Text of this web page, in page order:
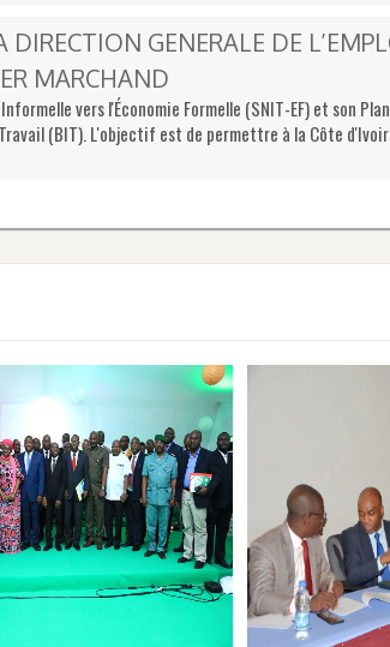
GENERALE DE
MARCHAND
vers l'Économie Formelle (SNIT-EF) et son
(BIT). L'objectif est de permettre à la Côte